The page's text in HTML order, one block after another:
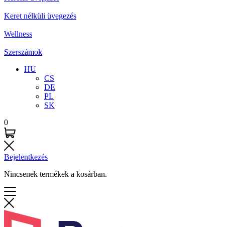
Keret nélküli üvegezés
Wellness
Szerszámok
HU
CS
DE
PL
SK
0
Bejelentkezés
Nincsenek termékek a kosárban.